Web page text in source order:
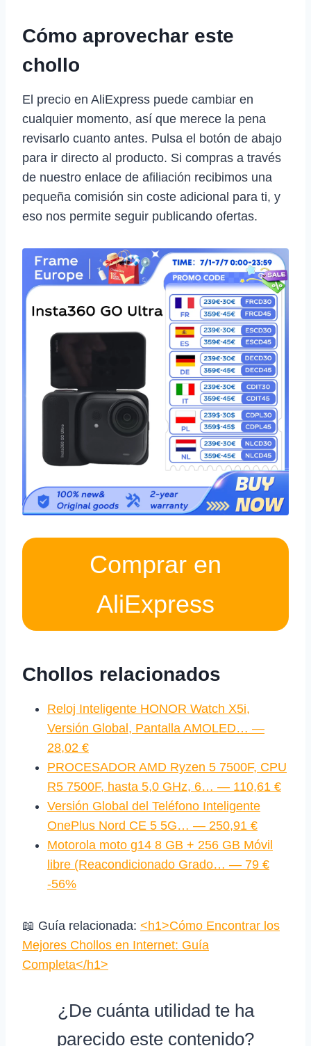
Cómo aprovechar este
chollo
El precio en AliExpress puede cambiar en
cualquier momento, así que merece la pena
revisarlo cuanto antes. Pulsa el botón de abajo
para ir directo al producto. Si compras a través
de nuestro enlace de afiliación recibimos una
pequeña comisión sin coste adicional para ti, y
eso nos permite seguir publicando ofertas.
Comprar en
AliExpress
Chollos relacionados
Reloj Inteligente HONOR Watch X5i,
Versión Global, Pantalla AMOLED… —
28,02 €
PROCESADOR AMD Ryzen 5 7500F, CPU
R5 7500F, hasta 5,0 GHz, 6… — 110,61 €
Versión Global del Teléfono Inteligente
OnePlus Nord CE 5 5G… — 250,91 €
Motorola moto g14 8 GB + 256 GB Móvil
libre (Reacondicionado Grado… — 79 €
-56%
📖 Guía relacionada: <h1>Cómo Encontrar los
Mejores Chollos en Internet: Guía
Completa</h1>
¿De cuánta utilidad te ha
parecido este contenido?